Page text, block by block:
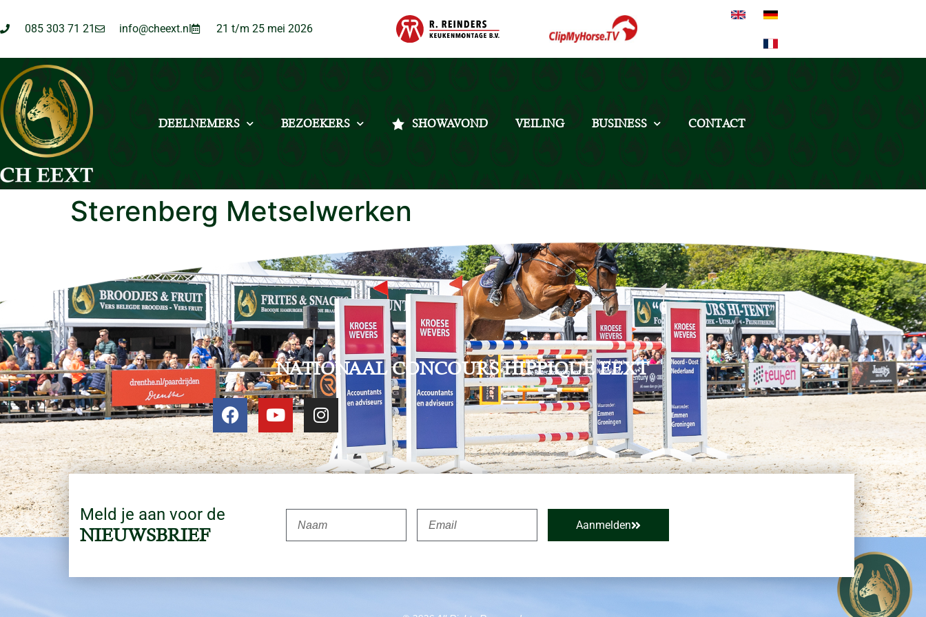
085 303 71 21 info@cheext.nl 21 t/m 25 mei 2026
DEELNEMERS BEZOEKERS SHOWAVOND VEILING BUSINESS CONTACT
Sterenberg Metselwerken
NATIONAAL CONCOURS HIPPIQUE EEXT
Meld je aan voor de
NIEUWSBRIEF Aanmelden